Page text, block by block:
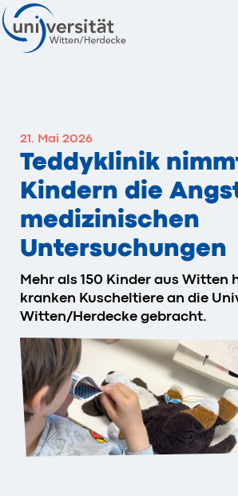
21. Mai 2026
Teddyklinik
Kindern die
medizinischen
Untersuchungen
Mehr als 150 Kinder aus Witten
kranken Kuscheltiere an die
Witten/Herdecke gebracht.